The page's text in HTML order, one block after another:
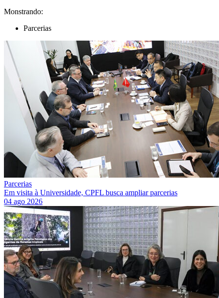
Monstrando:
Parcerias
Parcerias
Em visita à Universidade, CPFL busca ampliar parcerias
04 ago 2026